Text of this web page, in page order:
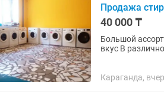
Продажа
40 000 ₸
Большой
Караганда,